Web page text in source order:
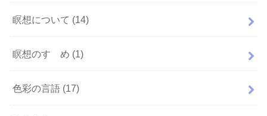
瞑想について (14)
瞑想のすゝめ (1)
色彩の言語 (17)